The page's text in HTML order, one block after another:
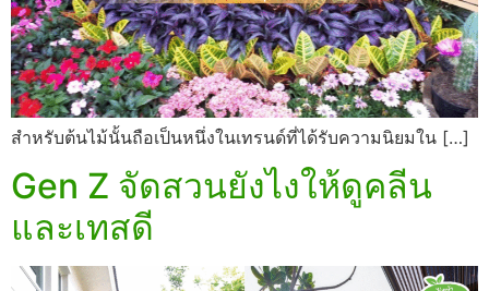
สำหรับต้นไม้นั้นถือเป็นหนึ่งในเทรนด์ที่ได้รับความนิยมใน […]
Gen Z จัดสวนยังไงให้ดูคลีน
และเทสดี